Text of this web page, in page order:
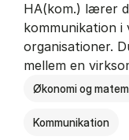
HA(kom.) lærer
kommunikation i
organisationer.
mellem en
Økonomi og
Kommunikation